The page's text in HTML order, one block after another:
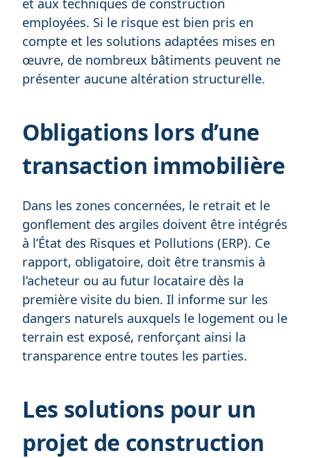
employées. Si le risque est bien pris en
compte et les solutions adaptées mises en
œuvre, de nombreux bâtiments peuvent ne
présenter aucune altération structurelle.
Obligations lors d’une
transaction immobilière
Dans les zones concernées, le retrait et le
gonflement des argiles doivent être intégrés
à l’État des Risques et Pollutions (ERP). Ce
rapport, obligatoire, doit être transmis à
l’acheteur ou au futur locataire dès la
première visite du bien. Il informe sur les
dangers naturels auxquels le logement ou le
terrain est exposé, renforçant ainsi la
transparence entre toutes les parties.
Les solutions pour un
projet de construction